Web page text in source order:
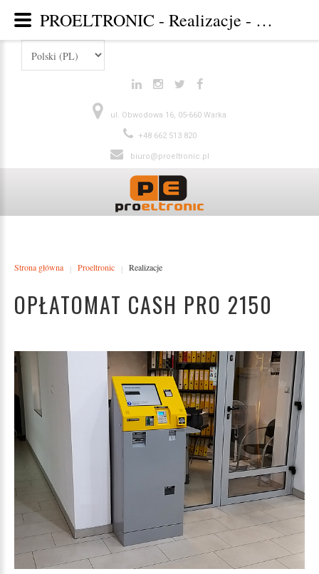
ul. Obwodowa 16, 05-660 Warka
+48 662 513 820
biuro@proeltronic.pl
Strona główna | Proeltronic | Realizacje
OPŁATOMAT CASH PRO 2150
PROELTRONIC - Realizacje - Category: Galeria - Image: Opłatomat Cash Pro 2150